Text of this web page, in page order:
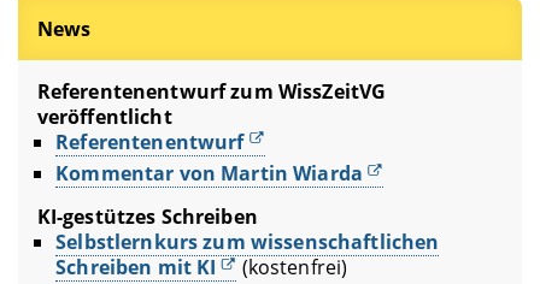
News
Referentenentwurf zum WissZeitVG
veröffentlicht
Referentenentwurf
Kommentar von Martin Wiarda
KI-gestützes Schreiben
Selbstlernkurs zum wissenschaftlichen
Schreiben mit KI
(kostenfrei)